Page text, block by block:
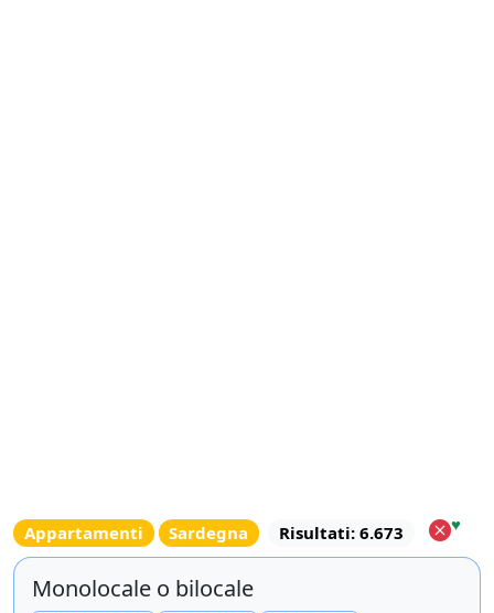
Appartamenti Sardegna Risultati: 6.673 ♥
Monolocale o bilocale